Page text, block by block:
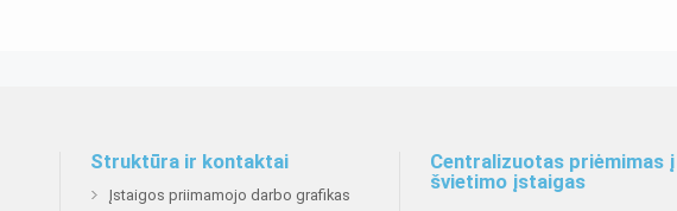
Struktūra ir kontaktai
Įstaigos priimamojo darbo grafikas
Centralizuotas priėmimas į
švietimo įstaigas